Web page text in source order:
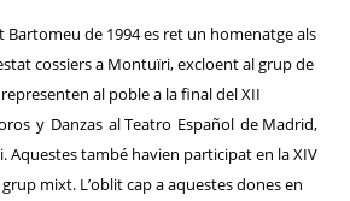
Bartomeu de 1994 es ret un homenatge als
cossiers a Montuïri, excloent al grup de
representen al poble a la final del XII
y Danzas alTeatro Español de Madrid,
Aquestes també havien participaten la XIV
mixt. L’oblit cap a aquestes dones en